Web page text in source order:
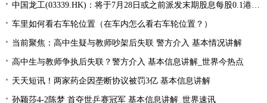
中国龙工(03339.HK)：将于7月28日或之前派发末期股息每股0.1港元-世界微资讯
车里如何看右车轮位置（在车内怎么看右车轮位置？）
当前聚焦：高中生疑与教师吵架后失联 警方介入 基本情况讲解
高中生与教师争执后失联？警方介入 基本信息讲解_世界今热点
天天短讯！两家药企因垄断协议被罚3亿 基本信息讲解
孙颖莎4-2陈梦 首夺世乒赛冠军 基本信息讲解_世界速讯